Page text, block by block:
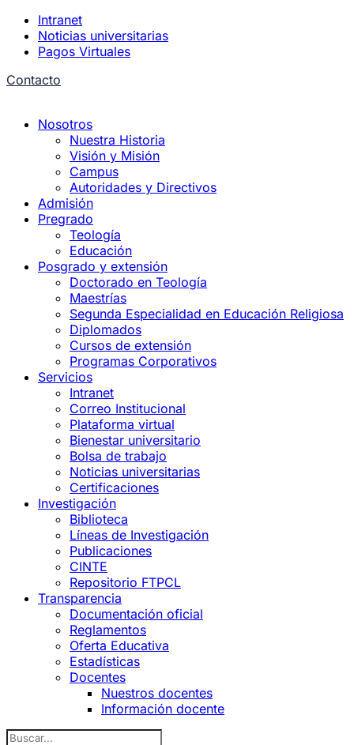
Intranet
Noticias universitarias
Pagos Virtuales
Contacto
Nosotros
Nuestra Historia
Visión y Misión
Campus
Autoridades y Directivos
Admisión
Pregrado
Teología
Educación
Posgrado y extensión
Doctorado en Teología
Maestrías
Segunda Especialidad en Educación Religiosa
Diplomados
Cursos de extensión
Programas Corporativos
Servicios
Intranet
Correo Institucional
Plataforma virtual
Bienestar universitario
Bolsa de trabajo
Noticias universitarias
Certificaciones
Investigación
Biblioteca
Líneas de Investigación
Publicaciones
CINTE
Repositorio FTPCL
Transparencia
Documentación oficial
Reglamentos
Oferta Educativa
Estadísticas
Docentes
Nuestros docentes
Información docente